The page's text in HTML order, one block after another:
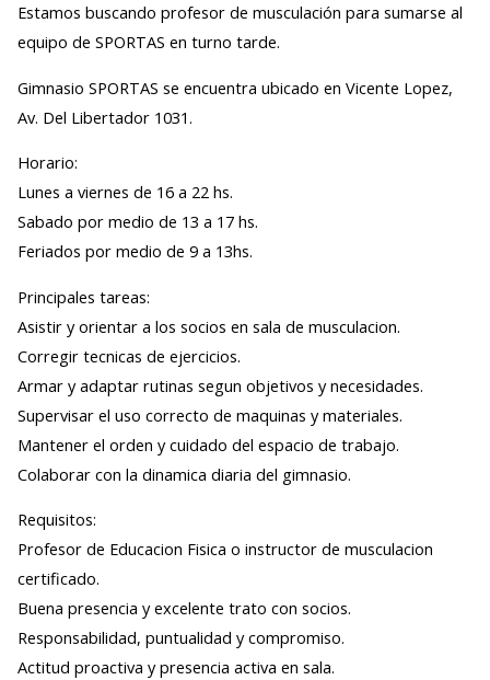
Estamos buscando profesor de musculación para sumarse al
equipo de SPORTAS en turno tarde.
Gimnasio SPORTAS se encuentra ubicado en Vicente Lopez,
Av. Del Libertador 1031.
Horario:
Lunes a viernes de 16 a 22 hs.
Sabado por medio de 13 a 17 hs.
Feriados por medio de 9 a 13hs.
Principales tareas:
Asistir y orientar a los socios en sala de musculacion.
Corregir tecnicas de ejercicios.
Armar y adaptar rutinas segun objetivos y necesidades.
Supervisar el uso correcto de maquinas y materiales.
Mantener el orden y cuidado del espacio de trabajo.
Colaborar con la dinamica diaria del gimnasio.
Requisitos:
Profesor de Educacion Fisica o instructor de musculacion
certificado.
Buena presencia y excelente trato con socios.
Responsabilidad, puntualidad y compromiso.
Actitud proactiva y presencia activa en sala.